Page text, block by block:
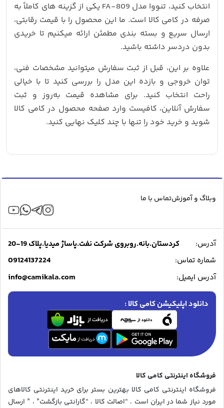
انتخاب کنید، تنووا مدل FA-809 یکی از گزینه‌ های کاملاً به‌
صرفه در کامی‌ کالا است. ما این محصول را با قیمت رقابتی،
ارسال سریع و بسته‌ بندی مطمئن ارائه میکنیم تا خریدی
بدون دردسر داشته باشید.
علاوه‌ بر این، قبل از ثبت سفارش میتوانید مشخصات فنی،
توان خروجی و بازده این مدل را بررسی کنید تا با خیالی
راحت انتخاب کنید. برای مشاهده قیمت به‌روز و ثبت
سفارش آنلاین، کافیست وارد صفحه محصول در کامی‌ کالا
شوید و خرید خود را تنها با چند کلیک نهایی کنید.
وبلاگ و آموزشتماس با ما
آدرس:
کردستان.بانه.روبروی شرکت نفت.پاساژ میدیا.پلاک 19-20
شماره تماس:
09124137224
آدرس ایمیل: info@camikala.com
دانلود اپلیکیشن کامی کالا :
فروشگاه اینترنتی کامی کالا
فروشگاه اینترنتی کامی کالا بهترین بستر برای خرید اینترنتی کالاهای
مورد نیاز شما در ایران است . “اصالت کالا ، “گارانتی بازگشت” ، ” ارسال